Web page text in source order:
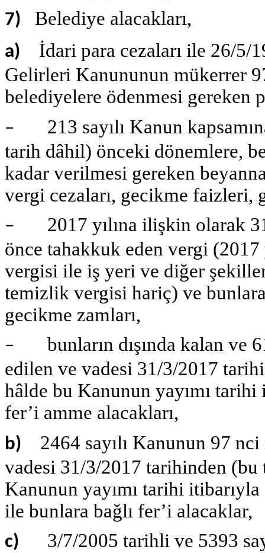
7) Belediye alacakları,
a)
İdari para cezaları ile 26/5/
Gelirleri Kanununun mükerrer
belediyelere ödenmesi gereken
– 213 sayılı Kanun
tarih dâhil) önceki dönemlere,
kadar verilmesi gereken
vergi cezaları, gecikme faizleri,
– 2017 yılına ilişkin olarak
önce tahakkuk eden vergi
vergisi ile iş yeri ve diğer
temizlik vergisi hariç) ve
gecikme zamları,
– bunların dışında kalan ve
edilen ve vadesi 31/3/2017
hâlde bu Kanunun yayımı
fer’i amme alacakları,
b)
2464 sayılı Kanunun 97
vadesi 31/3/2017 tarihinden
Kanunun yayımı tarihi
ile bunlara bağlı fer’i alacaklar,
c)
3/7/2005 tarihli ve 5393